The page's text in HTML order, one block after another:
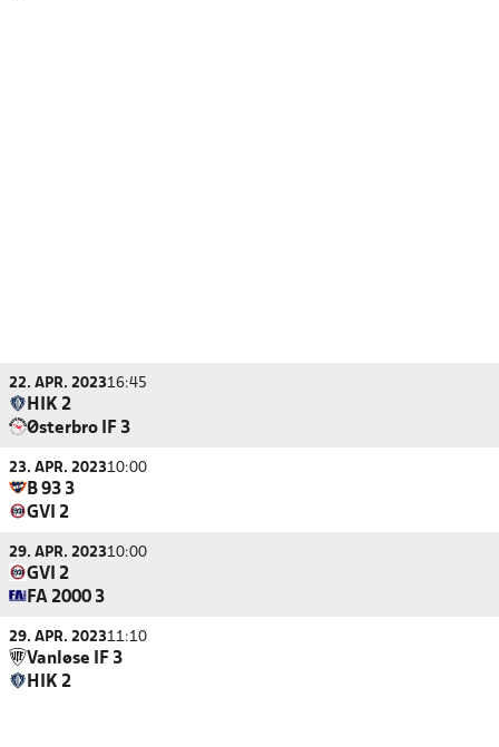
22. APR. 202316:45
HIK 2
Østerbro IF 3
23. APR. 202310:00
B 93 3
GVI 2
29. APR. 202310:00
GVI 2
FA 2000 3
29. APR. 202311:10
Vanløse IF 3
HIK 2